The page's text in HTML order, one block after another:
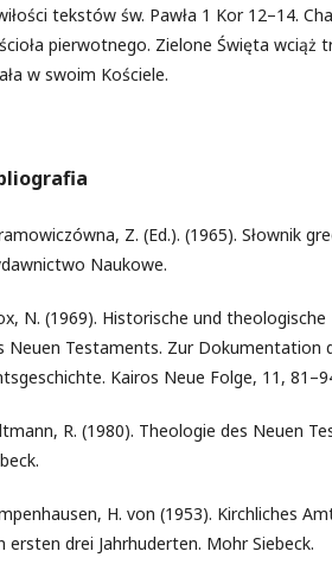
tekstów św. Pawła 1 Kor 12–14.
pierwotnego. Zielone Święta wciąż
w swoim Kościele.
Z. (Ed.). (1965). Słownik
Naukowe.
N. (1969). Historische und
Neuen Testaments. Zur Dokumentation
Kairos Neue Folge, 11,
R. (1980). Theologie des Neuen
H. von (1953). Kirchliches
ersten drei Jahrhuderten. Mohr Siebeck.